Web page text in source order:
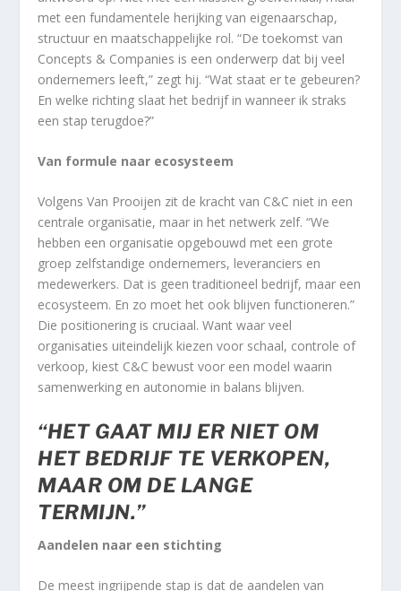
met een fundamentele herijking van eigenaarschap,
structuur en maatschappelijke rol. “De toekomst van
Concepts & Companies is een onderwerp dat bij veel
ondernemers leeft,” zegt hij. “Wat staat er te gebeuren?
En welke richting slaat het bedrijf in wanneer ik straks
een stap terugdoe?”
Van formule naar ecosysteem
Volgens Van Prooijen zit de kracht van C&C niet in een
centrale organisatie, maar in het netwerk zelf. “We
hebben een organisatie opgebouwd met een grote
groep zelfstandige ondernemers, leveranciers en
medewerkers. Dat is geen traditioneel bedrijf, maar een
ecosysteem. En zo moet het ook blijven functioneren.”
Die positionering is cruciaal. Want waar veel
organisaties uiteindelijk kiezen voor schaal, controle of
verkoop, kiest C&C bewust voor een model waarin
samenwerking en autonomie in balans blijven.
“HET GAAT MIJ ER NIET OM
HET BEDRIJF TE VERKOPEN,
MAAR OM DE LANGE
TERMIJN.”
Aandelen naar een stichting
De meest ingrijpende stap is dat de aandelen van